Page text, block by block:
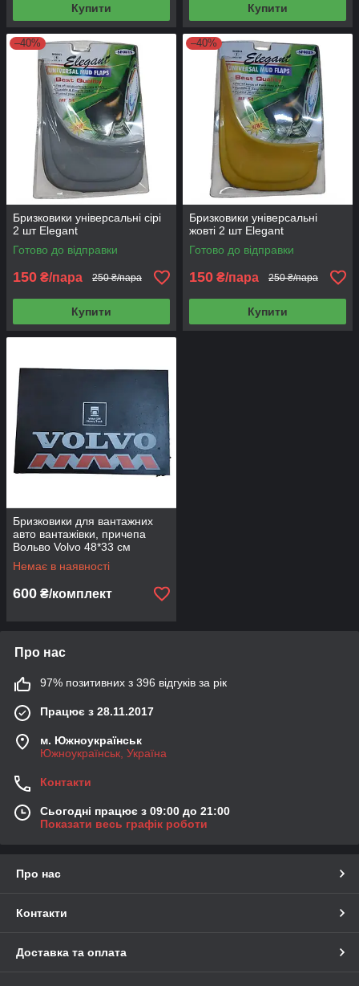
Купити Купити
–40%
Бризковики універсальні сірі
2 шт Elegant
Готово до відправки
150 ₴/пара 250 ₴/пара
Купити
–40%
Бризковики універсальні
жовті 2 шт Elegant
Готово до відправки
150 ₴/пара 250 ₴/пара
Купити
Бризковики для вантажних
авто вантажівки, причепа
Вольво Volvo 48*33 см
Немає в наявності
600 ₴/комплект
Про нас
97% позитивних з 396 відгуків за рік
Працює з 28.11.2017
м. Южноукраїнськ
Южноукраїнськ, Україна
Контакти
Сьогодні працює з 09:00 до 21:00
Показати весь графік роботи
Про нас
Контакти
Доставка та оплата